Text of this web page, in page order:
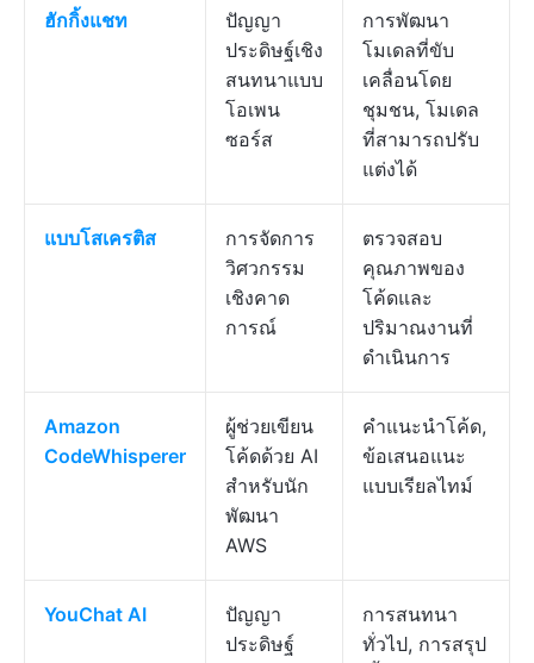
ฮักกิ้งแชท
ปัญญา
ประดิษฐ์เชิง
สนทนาแบบ
โอเพน
ซอร์ส
การพัฒนา
โมเดลที่ขับ
เคลื่อนโดย
ชุมชน, โมเดล
ที่สามารถปรับ
แต่งได้
แบบโสเครติส
การจัดการ
วิศวกรรม
เชิงคาด
การณ์
ตรวจสอบ
คุณภาพของ
โค้ดและ
ปริมาณงานที่
ดำเนินการ
Amazon
CodeWhisperer
ผู้ช่วยเขียน
โค้ดด้วย AI
สำหรับนัก
พัฒนา
AWS
คำแนะนำโค้ด,
ข้อเสนอแนะ
แบบเรียลไทม์
YouChat AI
ปัญญา
ประดิษฐ์
การสนทนา
ทั่วไป, การสรุป